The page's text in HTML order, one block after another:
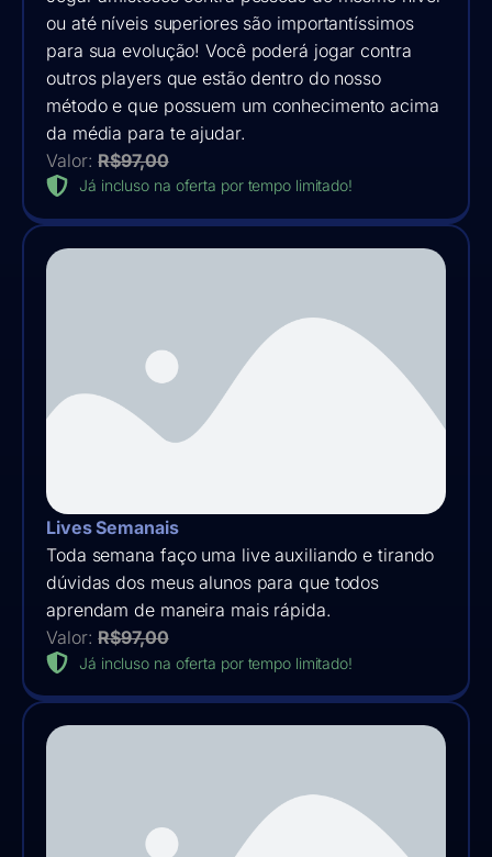
ou até níveis superiores são importantíssimos
para sua evolução! Você poderá jogar contra
outros players que estão dentro do nosso
método e que possuem um conhecimento acima
da média para te ajudar.
Valor:R$97,00
Já incluso na oferta por tempo limitado!
Lives Semanais
Toda semana faço uma live auxiliando e tirando
dúvidas dos meus alunos para que todos
aprendam de maneira mais rápida.
Valor:R$97,00
Já incluso na oferta por tempo limitado!